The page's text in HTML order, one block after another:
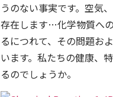
うのない事実です。空気
存在します…化学物質へ
るにつれて、その問題お
います。私たちの健康、
るのでしょうか。